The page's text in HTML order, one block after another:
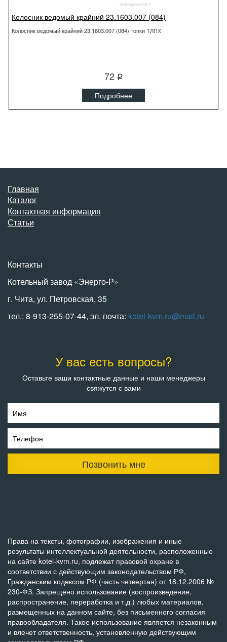
Колосник ведомый крайний 23.1603.007 (084)
Колосник ведомый крайний 23.1603.007 (084) топки ТЛПХ
72 q
Подробнее
Главная
Каталог
Контактная информация
Статьи
Контакты
Котельный завод «Энерго-Р»
г. Чита, ул. Петровская, 35
тел.: 8-913-255-07-44, эл. почта: kotel-kvm.ru@mail.ru
У вас есть вопросы?
Оставьте ваши контактные данные и наши менеджеры
свяжутся с вами
Имя
Телефон
Позвонить мне
Права на тексты, фотографии, изображения и иные
результаты интеллектуальной деятельности, расположенные
на сайте kotel-kvm.ru, подлежат правовой охране в
соответствии с действующим законодательством РФ,
Гражданским кодексом РФ (часть четвертая) от 18.12.2006 №
230-ФЗ. Запрещено использование (воспроизведение,
распространение, переработка и т.д.) любых материалов,
размещенных на данном сайте, без письменного согласия
правообладателя. Такое использование является незаконным
и влечет ответственность, установленную действующим